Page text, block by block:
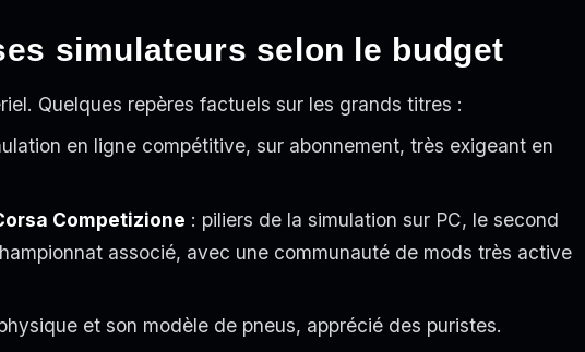
simulateurs selon le budget
Quelques repères factuels sur les grands titres :
en ligne compétitive, sur abonnement, très exigeant en
Competizione : piliers de la simulation sur PC, le second
associé, avec une communauté de mods très active
et son modèle de pneus, apprécié des puristes.